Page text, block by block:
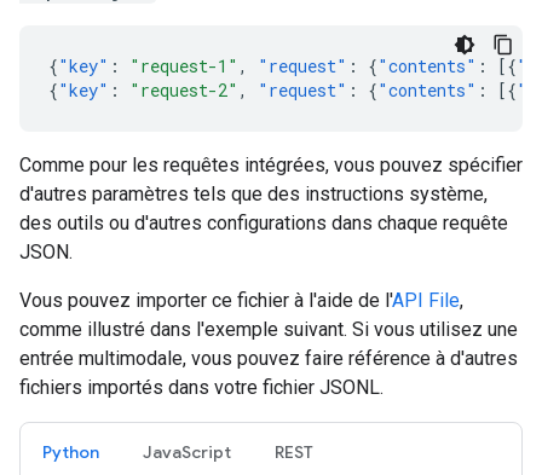
{"key" : "request-1" , "request" : {"contents" : [{
{"key" : "request-2" , "request" : {"contents" : [{
Comme pour les requêtes intégrées, vous pouvez spécifier
d'autres paramètres tels que des instructions système,
des outils ou d'autres configurations dans chaque requête
JSON.
Vous pouvez importer ce fichier à l'aide de l'API File,
comme illustré dans l'exemple suivant. Si vous utilisez une
entrée multimodale, vous pouvez faire référence à d'autres
fichiers importés dans votre fichier JSONL.
Python JavaScript REST